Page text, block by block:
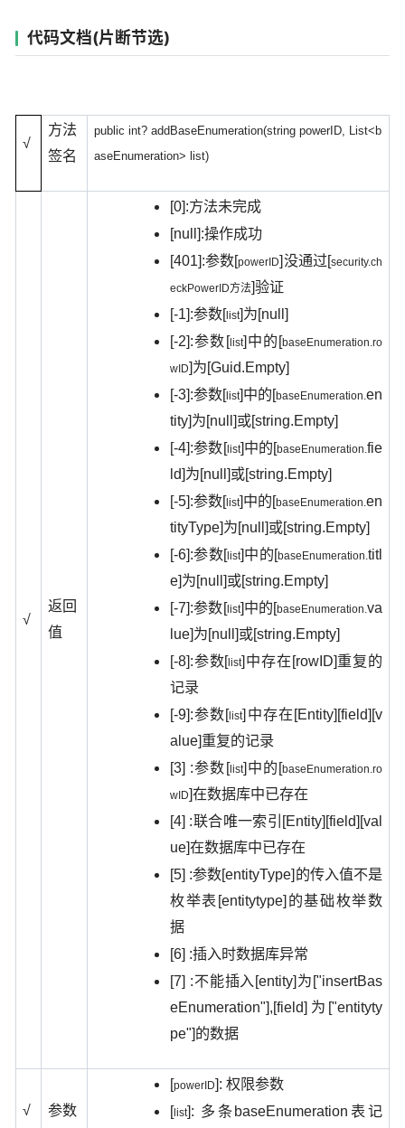
代码文档(片断节选)
√
方法
签名
public int? addBaseEnumeration(string powerID, List<b
aseEnumeration> list)
√
返回
值
[0]:方法未完成
[null]:操作成功
[401]:参数[powerID]没通过[security.ch
eckPowerID方法]验证
[-1]:参数[ list]为[null]
[-2]:参数 [ list] 中的 [baseEnumeration.ro
wID]为[Guid.Empty]
[-3]:参数[ list]中的[baseEnumeration.en
tity]为[null]或[string.Empty]
[-4]:参数[ list]中的[baseEnumeration.fie
ld]为[null]或[string.Empty]
[-5]:参数[ list]中的[baseEnumeration.en
tityType]为[null]或[string.Empty]
[-6]:参数[ list]中的[baseEnumeration.titl
e]为[null]或[string.Empty]
[-7]:参数[ list]中的[baseEnumeration.va
lue]为[null]或[string.Empty]
[-8]:参数[list] 中存在[rowID]重复的
记录
[-9]:参数[list] 中存在[Entity][field][v
alue]重复的记录
[3] :参数 [ list] 中的 [baseEnumeration.ro
wID]在数据库中已存在
[4] :联合唯一索引 [Entity][field][val
ue]在数据库中已存在
[5] :参数[entityType] 的传入值不是
枚举表 [entitytype] 的基础枚举数
据
[6] :插入时数据库异常
[7] :不能插入[entity] 为 ["insertBas
eEnumeration"],[field] 为 ["entityty
pe"] 的数据
√ 参数
[powerID]: 权限参数
[ list]: 多条 baseEnumeration 表记